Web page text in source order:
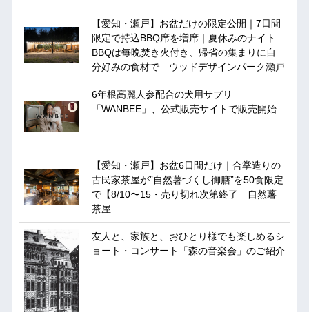
【愛知・瀬戸】お盆だけの限定公開｜7日間
限定で持込BBQ席を増席｜夏休みのナイト
BBQは毎晩焚き火付き、帰省の集まりに自
分好みの食材で ウッドデザインパーク瀬戸
6年根高麗人参配合の犬用サプリ
「WANBEE」、公式販売サイトで販売開始
【愛知・瀬戸】お盆6日間だけ｜合掌造りの
古民家茶屋が”自然薯づくし御膳”を50食限定
で【8/10〜15・売り切れ次第終了 自然薯
茶屋
友人と、家族と、おひとり様でも楽しめるシ
ョート・コンサート「森の音楽会」のご紹介